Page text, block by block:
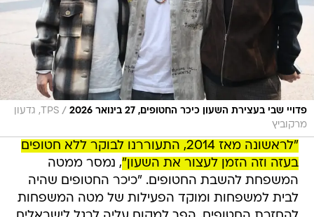
פדויי שבי בעצירת השעון כיכר החטופים, 27 בינואר 2026 /
TPS, גדעון
מרקוביץ
"לראשונה מאז 2014, התעוררנו לבוקר ללא חטופים
בעזה וזה הזמן לעצור את השעון", נמסר ממטה
המשפחת להשבת החטופים. "כיכר החטופים שהיה
לבית למשפחות ומוקד הפעילות של מטה המשפחות